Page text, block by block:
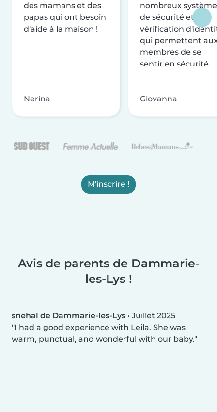
des mamans et des
papas qui ont besoin
d'aide à la maison !
Nerina
nombreux
de sécurité et de
vérification
qui permettent
membres de se
sentir en sécurité.
Giovanna
M'inscrire !
Avis de parents de Dammarie-
les-Lys !
snehal de Dammarie-les-Lys • Juillet 2025
I had a good experience with Leila. She was
warm, punctual, and wonderful with our baby.